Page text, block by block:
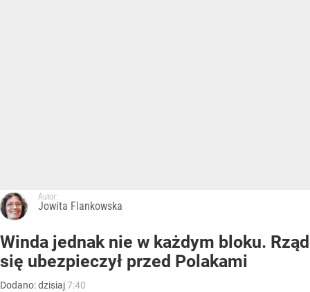
Autor:
Jowita Flankowska
Winda jednak nie w każdym bloku. Rząd
się ubezpieczył przed Polakami
Dodano:dzisiaj7:40